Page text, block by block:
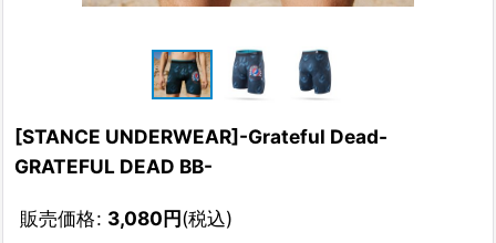
[STANCE UNDERWEAR]-Grateful Dead-
GRATEFUL DEAD BB-
販売価格: 3,080円(税込)